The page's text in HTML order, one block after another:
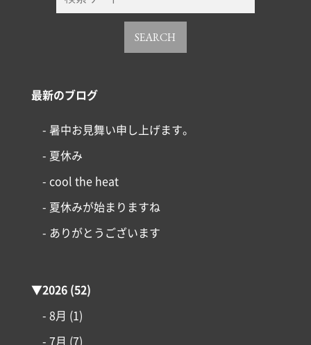
SEARCH
最新のブログ
- 暑中お見舞い申し上げます。
- 夏休み
- cool the heat
- 夏休みが始まりますね
- ありがとうございます
▼2026(52)
- 8月 (1)
- 7月 (7)